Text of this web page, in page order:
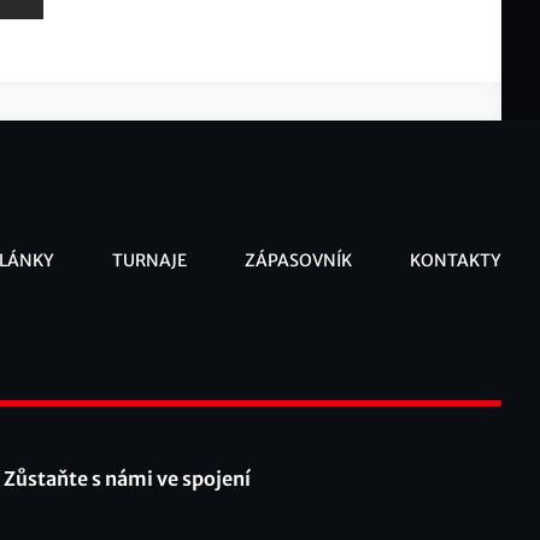
TURNAJE ZÁPASOVNÍK KONTAKTY
Zůstaňte s námi ve spojení